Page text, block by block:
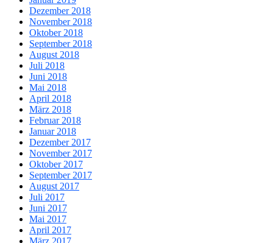
Dezember 2018
November 2018
Oktober 2018
September 2018
August 2018
Juli 2018
Juni 2018
Mai 2018
April 2018
März 2018
Februar 2018
Januar 2018
Dezember 2017
November 2017
Oktober 2017
September 2017
August 2017
Juli 2017
Juni 2017
Mai 2017
April 2017
März 2017